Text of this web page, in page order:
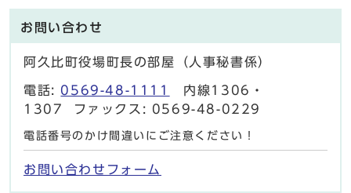
お問い合わせ
阿久比町役場町長の部屋（人事秘書係）
電話: 0569-48-1111
内線1306・
1307 ファックス: 0569-48-0229
電話番号のかけ間違いにご注意ください！
お問い合わせフォーム